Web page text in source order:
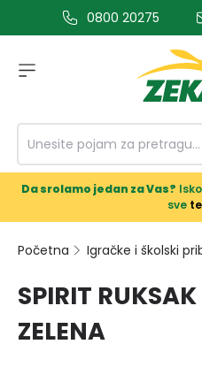
glavni sadržaj0800 20275
Da srolamo jedan za Vas?
sve
Početna Igračke i školski
SPIRIT
ZELENA